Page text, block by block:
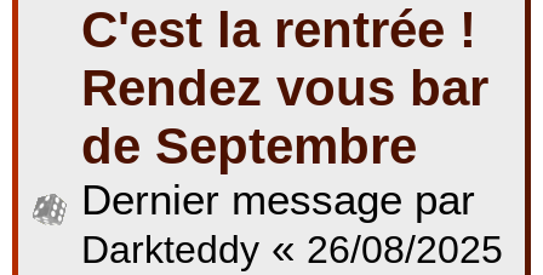
C'est la rentrée !
Rendez vous bar
de Septembre
Dernier message par
Darkteddy « 26/08/2025